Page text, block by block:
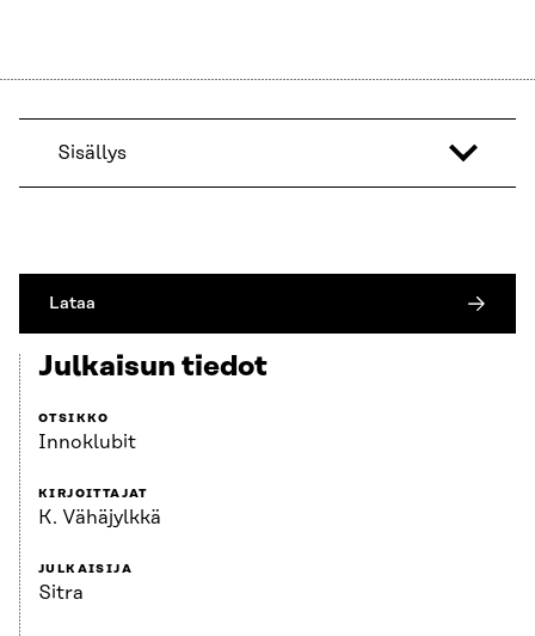
Sisällys
Lataa
Julkaisun tiedot
OTSIKKO
Innoklubit
KIRJOITTAJAT
K. Vähäjylkkä
JULKAISIJA
Sitra